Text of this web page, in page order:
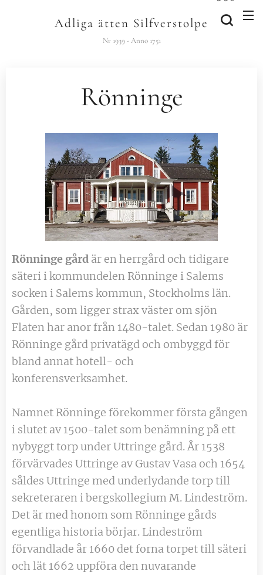
Adliga ätten Silfverstolpe
Nr 1939 - Anno 1751
Rönninge
Rönninge gård är en herrgård och tidigare
säteri i kommundelen Rönninge i Salems
socken i Salems kommun, Stockholms län.
Gården, som ligger strax väster om sjön
Flaten har anor från 1480-talet. Sedan 1980 är
Rönninge gård privatägd och ombyggd för
bland annat hotell- och
konferensverksamhet.
Namnet Rönninge förekommer första gången
i slutet av 1500-talet som benämning på ett
nybyggt torp under Uttringe gård. År 1538
förvärvades Uttringe av Gustav Vasa och 1654
såldes Uttringe med underlydande torp till
sekreteraren i bergskollegium M. Lindeström.
Det är med honom som Rönninge gårds
egentliga historia börjar. Lindeström
förvandlade år 1660 det forna torpet till säteri
och lät 1662 uppföra den nuvarande